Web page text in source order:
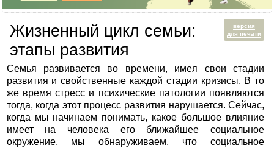
версия
для печати
Жизненный цикл семьи:
этапы развития
Семья развивается во времени, имея свои стадии
развития и свойственные каждой стадии кризисы. В то
же время стресс и психические патологии появляются
тогда, когда этот процесс развития нарушается. Сейчас,
когда мы начинаем понимать, какое большое влияние
имеет на человека его ближайшее социальное
окружение, мы обнаруживаем, что социальное